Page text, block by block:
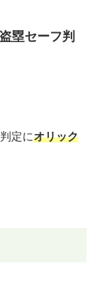
塁セーフ判
定にオリック